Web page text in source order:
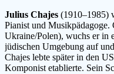
Julius Chajes (1910–1985)
Pianist und
Ukraine/Polen), wuchs er in
jüdischen Umgebung auf
Chajes lebte später in den
Komponist etablierte. Sein